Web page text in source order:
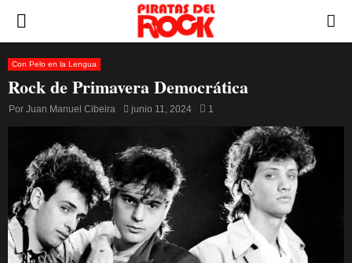
PRIMARY
MENU
Con Pelo en la Lengua
Rock de Primavera Democrática
Por Juan Manuel Cibeira junio 11, 2024 1